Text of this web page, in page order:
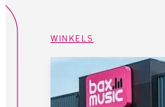
WINKELS